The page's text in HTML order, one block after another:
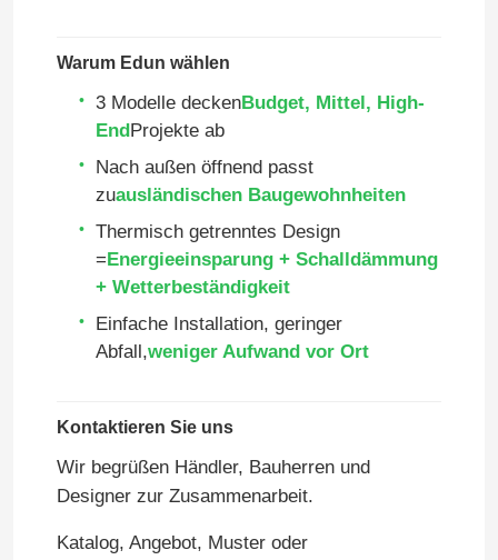
Fabrik-Ausflug
Qualitätskontrolle
Kontakt US
Aluminiumtür
Warum Edun wählen
3 Modelle deckenBudget, Mittel, High-
End Projekte ab
Nach außen öffnend passt
zuausländischen Baugewohnheiten
Thermisch getrenntes Design
= Energieeinsparung + Schalldämmung
+ Wetterbeständigkeit
Einfache Installation, geringer
Abfall,weniger Aufwand vor Ort
Kontaktieren Sie uns
Wir begrüßen Händler, Bauherren und
Designer zur Zusammenarbeit.
Katalog, Angebot, Muster oder